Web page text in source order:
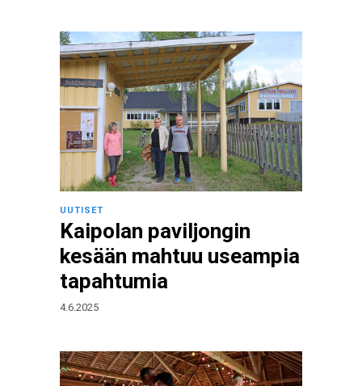
UUTISET
Kaipolan paviljongin
kesään mahtuu useampia
tapahtumia
4.6.2025